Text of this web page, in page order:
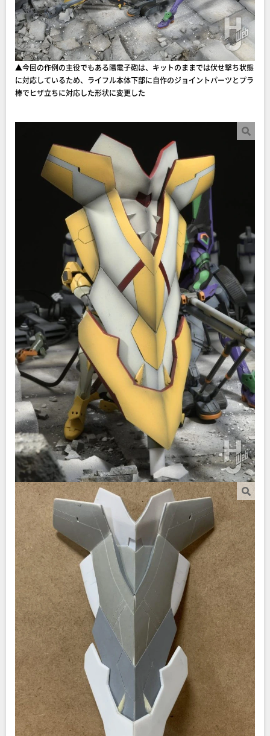
▲今回の作例の主役でもある陽電子砲は、キットのままでは伏せ撃ち状態
に対応しているため、ライフル本体下部に自作のジョイントパーツとプラ
棒でヒザ立ちに対応した形状に変更した